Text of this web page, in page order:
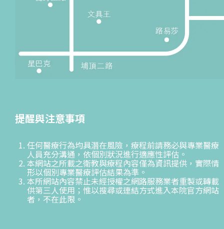
提醒與注意事項
任何醫療行為均具潛在風險，療程前請務必與專業醫療
人員充分溝通，依個別狀況進行適應性評估。
本網站之所載之衛教與療程內容僅為資訊提供，實際情
形以個別專業醫療評估結果為準。
本所網站內容禁止未經授權之網路服務業者重製或轉載
供第三人使用；惟以搜尋或連結方式進入本院官方網站
者，不在此限。